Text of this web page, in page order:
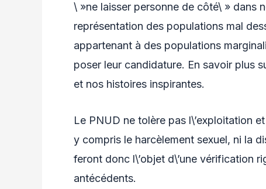
\ »ne laisser personne de côté\ » dans
représentation des populations mal
appartenant à des populations
poser leur candidature. En savoir plus
et nos histoires inspirantes.
Le PNUD ne tolère pas l\’exploitation
y compris le harcèlement sexuel, ni la
feront donc l\’objet d\’une vérification
antécédents.